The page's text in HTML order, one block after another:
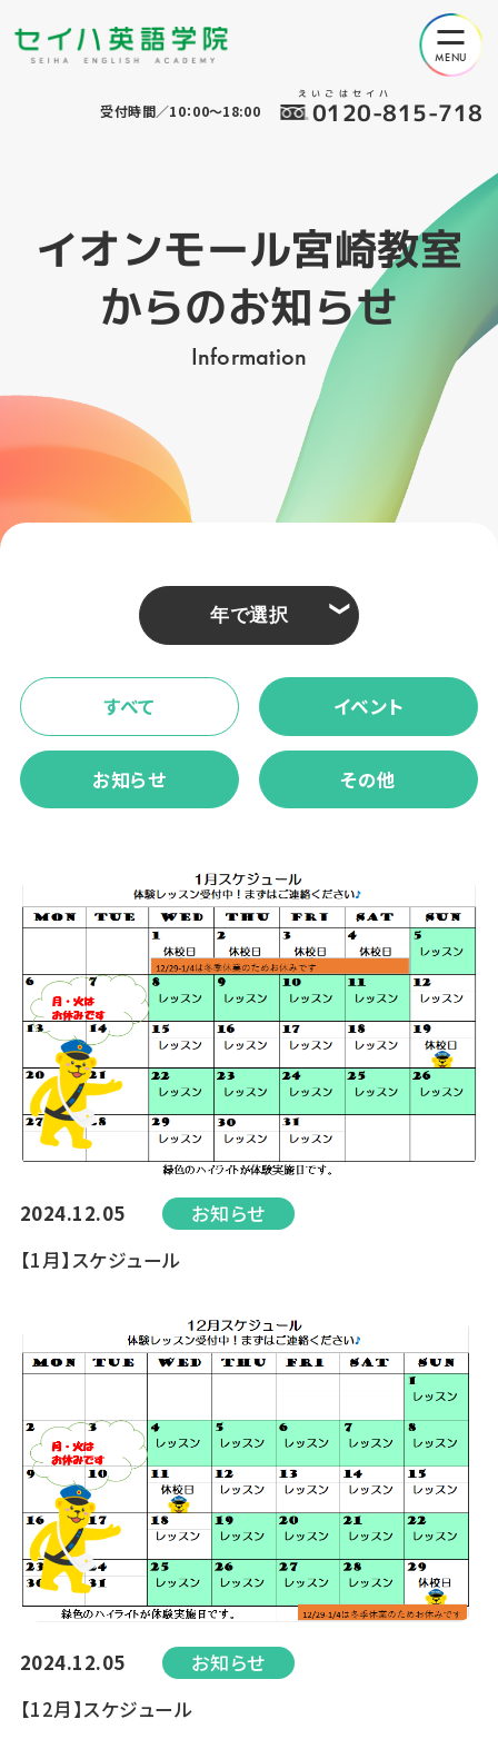
えいごはセイハ
0120-815-718
受付時間／10：00～18:00
イオンモール宮崎教室
からのお知らせ
Information
❮
すべて イベント
お知らせ その他
2024.12.05
お知らせ
【1月】スケジュール
2024.12.05
お知らせ
【12月】スケジュール